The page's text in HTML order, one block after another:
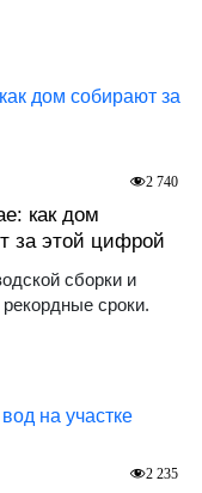
как дом
за этой цифрой
сборки и
сроки.
2 740
2 235